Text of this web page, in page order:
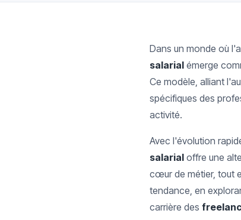
Dans un monde où
salarial émerge
Ce modèle, alliant
spécifiques des
activité.
Avec l'évolution
salarial offre une
cœur de métier, tout
tendance, en
carrière des